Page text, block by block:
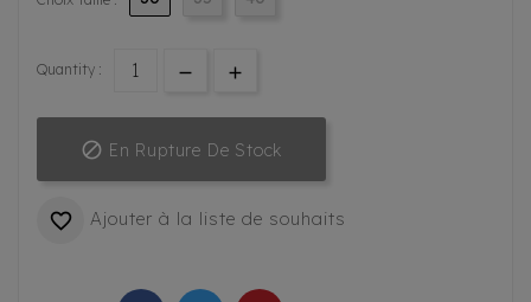
Quantity :
 En Rupture De Stock
 Ajouter à la liste de souhaits